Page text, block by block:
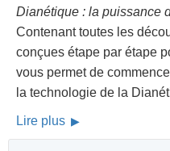
Dianétique : la puissance
Contenant toutes les
conçues étape par étape
vous permet de
la technologie de la
Lire plus